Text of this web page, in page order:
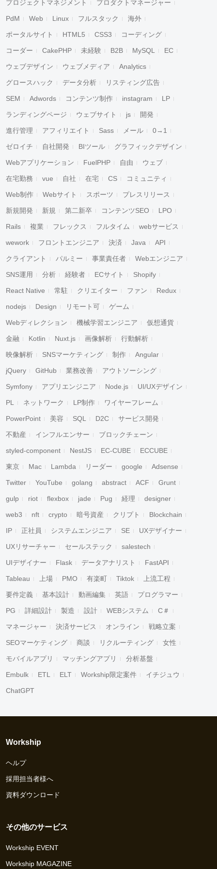
プロジェクトマネジメント プロダクトマネージャー
PdM Web Linux フルスタック 海外
ポータルサイト HTML5 CSS3 コーディング
コーダー CakePHP 未経験 B2B MySQL EC
ウェブデザイン ウェブメディア Analytics
グロースハック データ分析 リスティング広告
SEM Adwords コンテンツ制作 instagram LP
ランディングページ ウェブサイト js 開発
進行管理 アフィリエイト Sass メール 0→1
ゼロイチ 自社開発 BIツール グラフィックデザイン
Webアプリケーション FuelPHP 自由 ウェブ
在宅勤務 vue 自社 在宅 CS コミュニティ
Web制作 Webサイト スポーツ プレスリリース
新規開発 新規 第二新卒 コンテンツSEO LPO
Rails 複業 フレックス フルタイム webサービス
wework フロントエンジニア 決済 Java API
クライアント パルミー 事業責任者 Webエンジニア
SNS運用 分析 経験者 ECサイト Shopify
React Native 常駐 クリエイター ファン Redux
nodejs Design リモート可 ゲーム
Webディレクション 機械学習エンジニア 仮想通貨
金融 Kotlin Nuxt.js 画像解析 行動解析
映像解析 SNSマーケティング 制作 Angular
jQuery GitHub 業務改善 アウトソーシング
Symfony アプリエンジニア Node.js UI/UXデザイン
PL ネットワーク LP制作 ワイヤーフレーム
PowerPoint 美容 SQL D2C サービス開発
不動産 インフルエンサー ブロックチェーン
styled-component NestJS EC-CUBE ECCUBE
東京 Mac Lambda リーダー google Adsense
Twitter YouTube golang abstract ACF Grunt
gulp riot flexbox jade Pug 経理 designer
web3 nft crypto 暗号資産 クリプト Blockchain
IP 正社員 システムエンジニア SE UXデザイナー
UXリサーチャー セールステック salestech
UIデザイナー Flask データアナリスト FastAPI
Tableau 上場 PMO 有楽町 Tiktok 上流工程
要件定義 基本設計 動画編集 英語 プログラマー
PG 詳細設計 製造 設計 WEBシステム C＃
マネージャー 決済サービス オンライン 戦略立案
SEOマーケティング 商談 リクルーティング 女性
モバイルアプリ マッチングアプリ 分析基盤
Embulk ETL ELT Workship限定案件 イチジュウ
ChatGPT
Workship
ヘルプ
採用担当者様へ
資料ダウンロード
その他のサービス
Workship EVENT
Workship MAGAZINE